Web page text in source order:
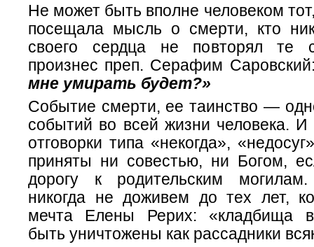
Не может быть вполне человеком
посещала мысль о смерти, кто
своего сердца не повторял те
произнес преп. Серафим
мне умирать будет?»
Событие смерти, ее таинство —
событий во всей жизни человека. И
отговорки типа «некогда»,
приняты ни совестью, ни Богом,
дорогу к родительским
никогда не доживем до тех лет,
мечта Елены Рерих: «кладбища
быть уничтожены как рассадники